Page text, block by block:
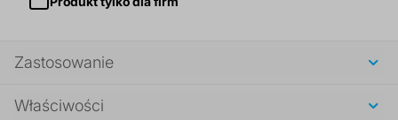
Zastosowanie
Właściwości